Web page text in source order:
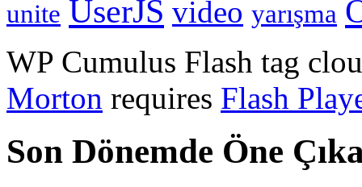
unite UserJS video yarışma
WP Cumulus Flash tag
Morton requires Flash
Son Dönemde Öne